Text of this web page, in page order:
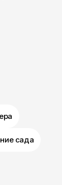
сада